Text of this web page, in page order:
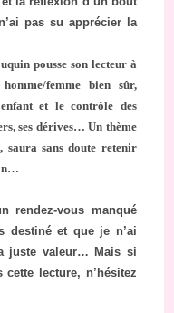
pas su apprécier la
pousse son lecteur à
femme bien sûr,
et le contrôle des
ses dérives… Un thème
saura sans doute retenir
rendez-vous manqué
destiné et que je n’ai
juste valeur… Mais si
lecture, n’hésitez